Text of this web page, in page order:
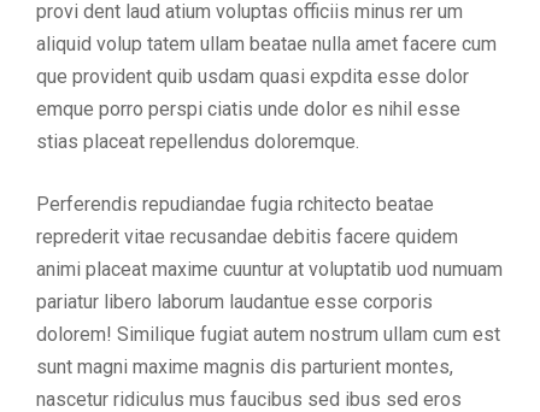
provi dent laud atium voluptas officiis minus rer um
aliquid volup tatem ullam beatae nulla amet facere cum
que provident quib usdam quasi expdita esse dolor
emque porro perspi ciatis unde dolor es nihil esse
stias placeat repellendus doloremque.
Perferendis repudiandae fugia rchitecto beatae
reprederit vitae recusandae debitis facere quidem
animi placeat maxime cuuntur at voluptatib uod numuam
pariatur libero laborum laudantue esse corporis
dolorem! Similique fugiat autem nostrum ullam cum est
sunt magni maxime magnis dis parturient montes,
nascetur ridiculus mus faucibus sed ibus sed eros